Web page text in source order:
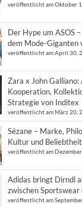
veröffentlicht am Oktober
Der Hype um ASOS
dem Mode-Giganten
veröffentlicht am April 30,
Zara x John Galliano:
Kooperation,
Strategie von Inditex
veröffentlicht am März 20,
Sézane – Marke,
Kultur und
veröffentlicht am
Adidas bringt Dirndl
zwischen Sportswear
veröffentlicht am